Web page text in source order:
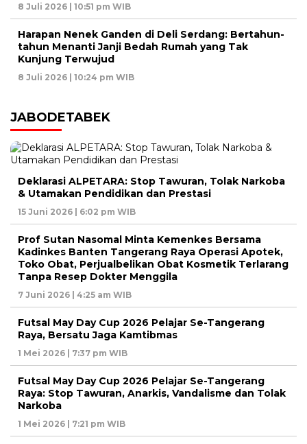
8 Juli 2026 | 10:51 pm WIB
Harapan Nenek Ganden di Deli Serdang: Bertahun-
tahun Menanti Janji Bedah Rumah yang Tak
Kunjung Terwujud
8 Juli 2026 | 10:24 pm WIB
JABODETABEK
Deklarasi ALPETARA: Stop Tawuran, Tolak Narkoba
& Utamakan Pendidikan dan Prestasi
15 Juni 2026 | 6:02 pm WIB
Prof Sutan Nasomal Minta Kemenkes Bersama
Kadinkes Banten Tangerang Raya Operasi Apotek,
Toko Obat, Perjualbelikan Obat Kosmetik Terlarang
Tanpa Resep Dokter Menggila
7 Juni 2026 | 4:25 am WIB
Futsal May Day Cup 2026 Pelajar Se-Tangerang
Raya, Bersatu Jaga Kamtibmas
1 Mei 2026 | 7:37 pm WIB
Futsal May Day Cup 2026 Pelajar Se-Tangerang
Raya: Stop Tawuran, Anarkis, Vandalisme dan Tolak
Narkoba
1 Mei 2026 | 7:21 pm WIB